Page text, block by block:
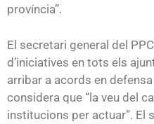
província”.
El secretari general del
d’iniciatives en tots els
arribar a acords en
considera que “la veu del
institucions per actuar”. El